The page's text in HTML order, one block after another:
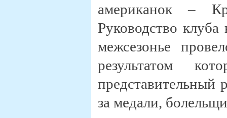
американок –
Руководство
межсезонье
результатом
представительный
за медали,